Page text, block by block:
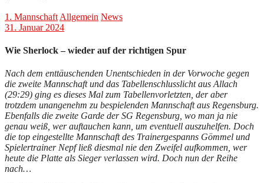
1. Mannschaft Allgemein News
31. Januar 2024
Wie Sherlock – wieder auf der richtigen Spur
Nach dem enttäuschenden Unentschieden in der Vorwoche gegen
die zweite Mannschaft und das Tabellenschlusslicht aus Allach
(29:29) ging es dieses Mal zum Tabellenvorletzten, der aber
trotzdem unangenehm zu bespielenden Mannschaft aus Regensburg.
Ebenfalls die zweite Garde der SG Regensburg, wo man ja nie
genau weiß, wer auftauchen kann, um eventuell auszuhelfen. Doch
die top eingestellte Mannschaft des Trainergespanns Gömmel und
Spielertrainer Nepf ließ diesmal nie den Zweifel aufkommen, wer
heute die Platte als Sieger verlassen wird. Doch nun der Reihe
nach…